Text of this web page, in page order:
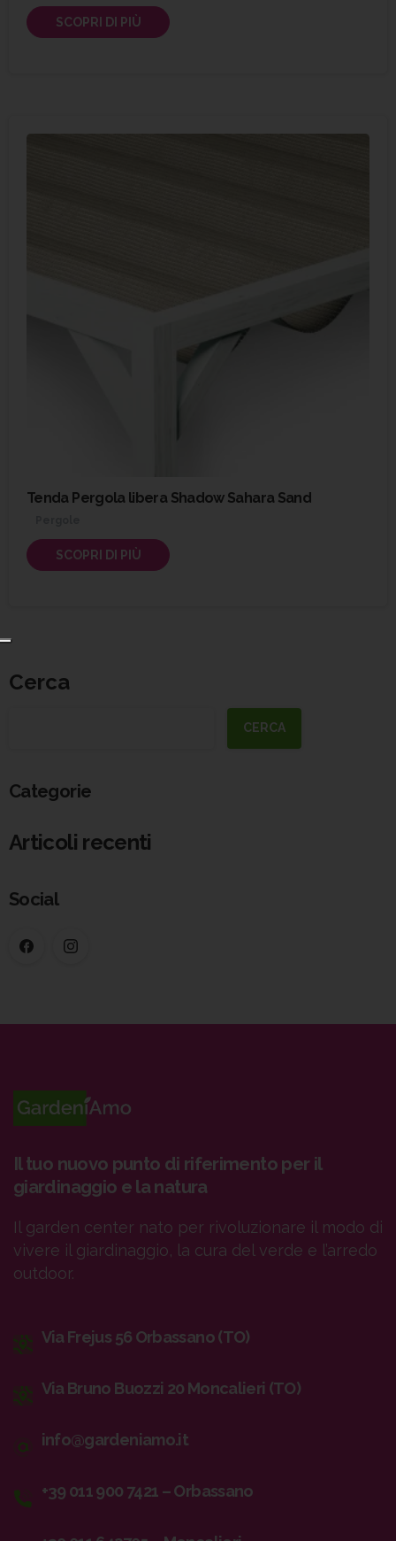
SCOPRI DI PIÙ
Tenda Pergola libera Shadow Sahara Sand
SCOPRI DI PIÙ
Cerca
CERCA
Categorie
Articoli recenti
Social
Il tuo nuovo punto di riferimento per il
giardinaggio e la natura
Il garden center nato per rivoluzionare il modo di
vivere il giardinaggio, la cura del verde e l’arredo
outdoor.
Via Frejus 56 Orbassano (TO)
Via Bruno Buozzi 20 Moncalieri (TO)
info@gardeniamo.it
+39 011 900 7421 – Orbassano